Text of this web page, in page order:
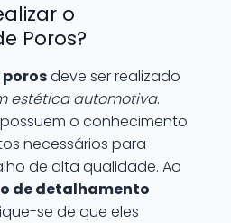
o
Poros?
deve ser realizado
estética automotiva.
o conhecimento
necessários para
de alta qualidade. Ao
de detalhamento
se de que eles